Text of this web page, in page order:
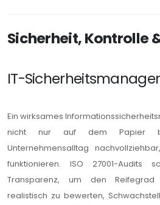
Sicherheit, Kontrolle
IT-
Ein wirksames
nicht nur auf dem Papier
Unternehmensalltag
funktionieren. ISO 27001-Audits
Transparenz, um den Reifegrad
realistisch zu bewerten,